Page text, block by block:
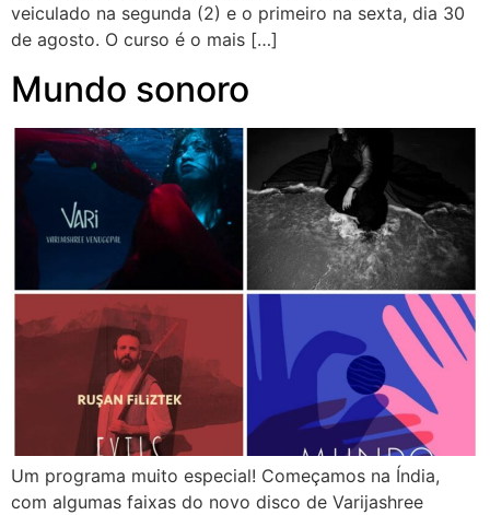
veiculado na segunda (2) e o primeiro na sexta, dia 30
de agosto. O curso é o mais […]
Mundo sonoro
Um programa muito especial! Começamos na Índia,
com algumas faixas do novo disco de Varijashree